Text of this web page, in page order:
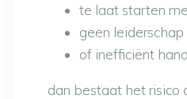
te laat starten
geen leiderschap
of inefficiënt
dan bestaat het risico